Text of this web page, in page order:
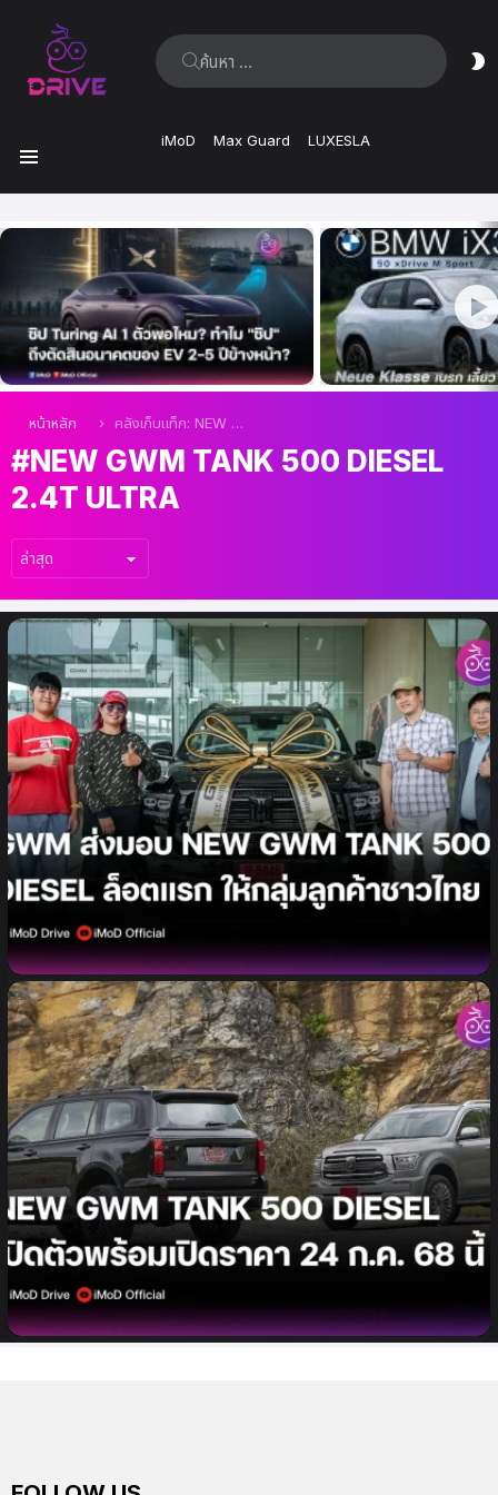
ค้นหา:
iMoD Max Guard LUXESLA
ล่าสุด
คุณอยู่ที่นี่:
หน้าหลัก คลังเก็บแท็ก: NEW GWM TANK 500 DIESEL 2.4T ULTRA
NEW GWM TANK 500 DIESEL
2.4T ULTRA
เรื่อง
ล่าสุด
GWM (Thailand) เดินหน้าเต็มสูบ ส่งมอบ
NEW GWM TANK 500 DIESEL ล็อตแรก
อย่างเป็นทางการ ให้กับกลุ่มลูกค้าชาวไทย
GWM เตรียมเปิดตัวและประกาศราคา NEW GWM
TANK 500 DIESEL รถยนต์ PPV ระดับพรีเมียม 24
กรกฎาคมนี้!